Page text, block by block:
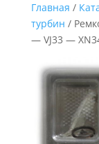
Главная /
турбин /
— VJ33 —